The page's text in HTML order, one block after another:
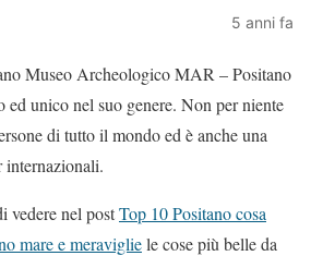
5 anni fa
Museo Archeologico MAR – Positano
ed unico nel suo genere. Non per niente
di tutto il mondo ed è anche una
internazionali.
vedere nel postTop 10 Positano cosa
mare e meravigliele cose più belle da